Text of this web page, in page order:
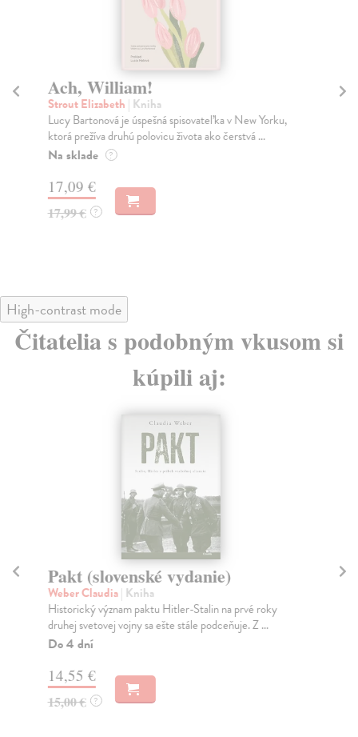
Ach, William!
Strout Elizabeth | Kniha
Lucy Bartonová je úspešná spisovateľka v New Yorku,
ktorá prežíva druhú polovicu života ako čerstvá ...
Na sklade ?
17,09 €
17,99 € ?
High-contrast mode
Čitatelia s podobným vkusom si
kúpili aj:
Pakt (slovenské vydanie)
Weber Claudia| Kniha
Historický význam paktu Hitler-Stalin na prvé roky
druhej svetovej vojny sa ešte stále podceňuje. Z ...
Do 4 dní
14,55 €
15,00 € ?